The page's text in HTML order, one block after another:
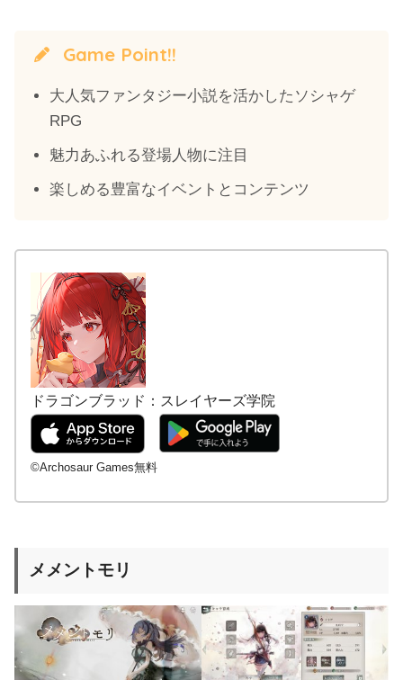
Game Point!!
大人気ファンタジー小説を活かしたソシャゲ
RPG
魅力あふれる登場人物に注目
楽しめる豊富なイベントとコンテンツ
ドラゴンブラッド：スレイヤーズ学院
©Archosaur Games無料
メメントモリ